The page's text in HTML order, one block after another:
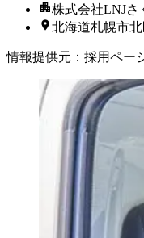
株式会社LNJさ
北海道札幌市
情報提供元 ： 採用ペー